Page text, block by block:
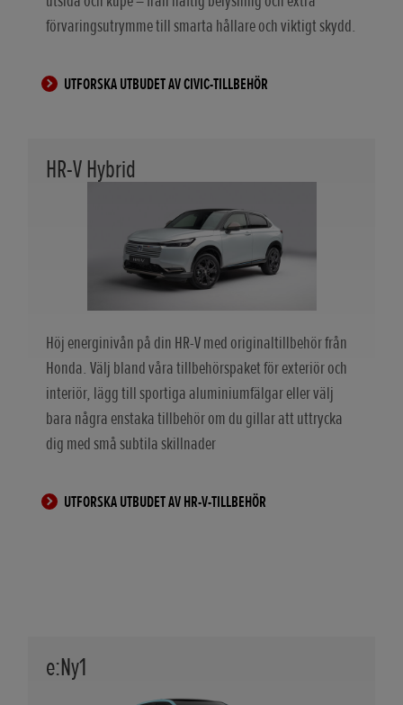
förvaringsutrymme till smarta hållare och viktigt skydd.
UTFORSKA UTBUDET AV CIVIC-TILLBEHÖR
HR-V Hybrid
Höj energinivån på din HR-V med originaltillbehör från
Honda. Välj bland våra tillbehörspaket för exteriör och
interiör, lägg till sportiga aluminiumfälgar eller välj
bara några enstaka tillbehör om du gillar att uttrycka
dig med små subtila skillnader
UTFORSKA UTBUDET AV HR-V-TILLBEHÖR
e:Ny1